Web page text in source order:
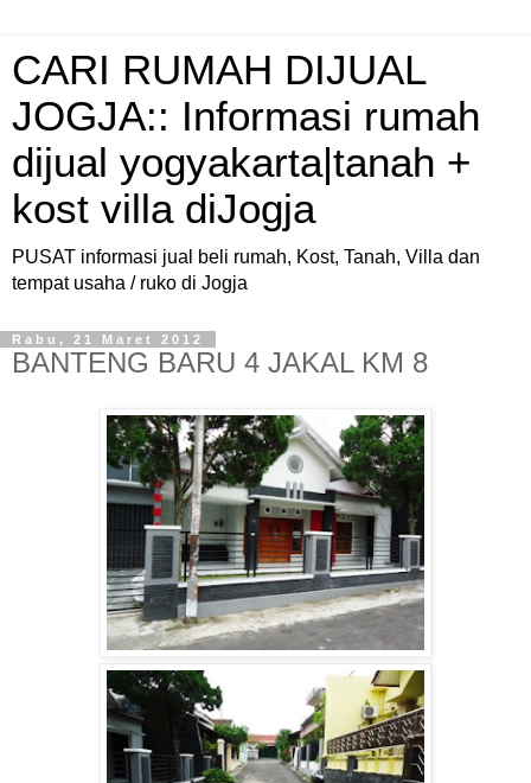
CARI RUMAH DIJUAL
JOGJA:: Informasi rumah
dijual yogyakarta|tanah +
kost villa diJogja
PUSAT informasi jual beli rumah, Kost, Tanah, Villa dan
tempat usaha / ruko di Jogja
Rabu, 21 Maret 2012
BANTENG BARU 4 JAKAL KM 8